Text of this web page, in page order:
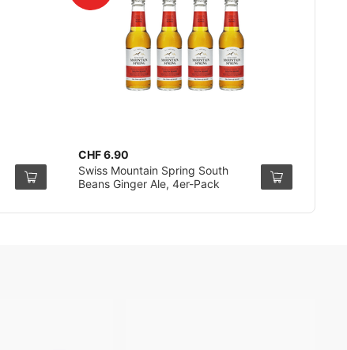
CHF 6.90
Swiss Mountain Spring South
Beans Ginger Ale, 4er-Pack